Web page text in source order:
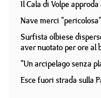
Il Cala di Volpe
Nave merci
Surfista olbiese
aver nuotato per ore al
"Un arcipelago senza
Esce fuori strada sulla